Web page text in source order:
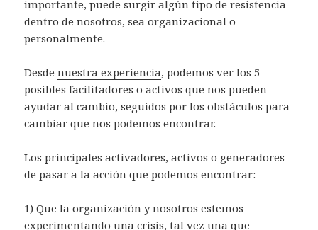
importante, puede surgir algún tipo de resistencia
dentro de nosotros, sea organizacional o
personalmente.
Desdenuestra experiencia, podemos ver los 5
posibles facilitadores o activos que nos pueden
ayudar al cambio, seguidos por los obstáculos para
cambiar que nos podemos encontrar.
Los principales activadores, activos o generadores
de pasar a la acción que podemos encontrar:
1) Que la organización y nosotros estemos
experimentando una crisis, tal vez una que